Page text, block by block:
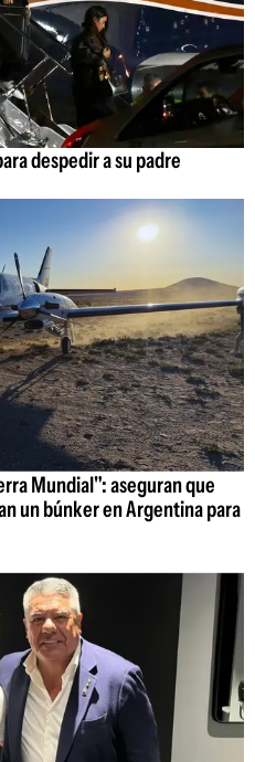
despedir a su padre
Mundial": aseguran que
un búnker en Argentina para